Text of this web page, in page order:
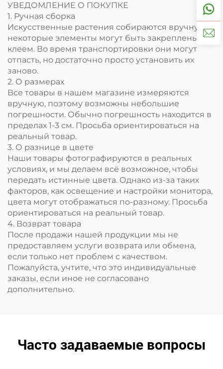
УВЕДОМЛЕНИЕ О ПОКУПКЕ
1. Ручная сборка
Искусственные растения собираются вручную, и
некоторые элементы могут быть закреплены
клеем. Во время транспортировки они могут
отпасть, но достаточно просто установить их
заново.
2. О размерах
Все товары в нашем магазине измеряются
вручную, поэтому возможны небольшие
погрешности. Обычно погрешность находится в
пределах 1-3 см. Просьба ориентироваться на
реальный товар.
3. О разнице в цвете
Наши товары фотографируются в реальных
условиях, и мы делаем всё возможное, чтобы
передать истинные цвета. Однако из-за таких
факторов, как освещение и настройки монитора,
цвета могут отображаться по-разному. Просьба
ориентироваться на реальный товар.
4. Возврат товара
После продажи нашей продукции мы не
предоставляем услуги возврата или обмена,
если только нет проблем с качеством.
Пожалуйста, учтите, что это индивидуальные
заказы, если иное не согласовано
дополнительно.
Часто задаваемые вопросы